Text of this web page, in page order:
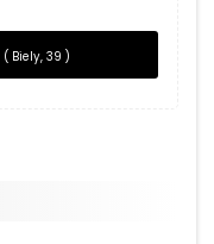
( Biely, 39 )